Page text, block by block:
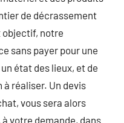
de décrassement
objectif, notre
sans payer pour une
état des lieux, et de
à réaliser. Un devis
vous sera alors
votre demande, dans